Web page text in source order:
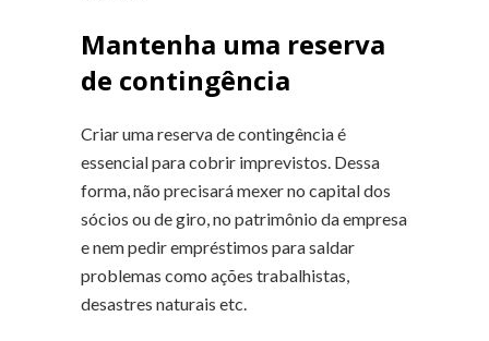
Mantenha uma reserva
de contingência
Criar uma reserva de contingência é
essencial para cobrir imprevistos. Dessa
forma, não precisará mexer no capital dos
sócios ou de giro, no patrimônio da empresa
e nem pedir empréstimos para saldar
problemas como ações trabalhistas,
desastres naturais etc.